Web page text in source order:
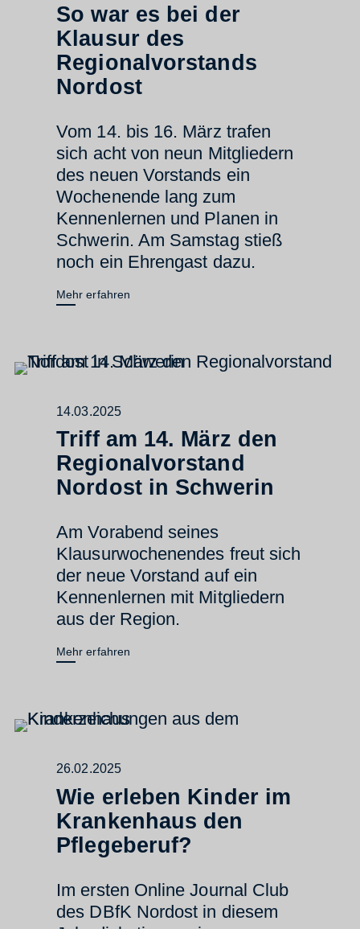
So war es bei der
Klausur des
Regionalvorstands
Nordost
Vom 14. bis 16. März trafen
sich acht von neun Mitgliedern
des neuen Vorstands ein
Wochenende lang zum
Kennenlernen und Planen in
Schwerin. Am Samstag stieß
noch ein Ehrengast dazu.
Mehr erfahren
14.03.2025
Triff am 14. März den
Regionalvorstand
Nordost in Schwerin
Am Vorabend seines
Klausurwochenendes freut sich
der neue Vorstand auf ein
Kennenlernen mit Mitgliedern
aus der Region.
Mehr erfahren
26.02.2025
Wie erleben Kinder im
Krankenhaus den
Pflegeberuf?
Im ersten Online Journal Club
des DBfK Nordost in diesem